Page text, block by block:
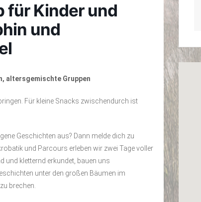
für Kinder und
und
altersgemischte Gruppen
Für kleine Snacks zwischendurch ist
Geschichten aus? Dann melde dich zu
und Parcours erleben wir zwei Tage voller
und kletternd erkundet, bauen uns
unter den großen Bäumen im
brechen.